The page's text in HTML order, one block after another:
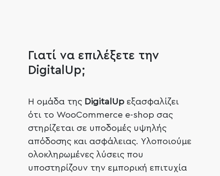
Γιατί να επιλέξετε την
DigitalUp;
Η ομάδα της DigitalUp εξασφαλίζει
ότι το WooCommerce e-shop σας
στηρίζεται σε υποδομές υψηλής
απόδοσης και ασφάλειας. Υλοποιούμε
ολοκληρωμένες λύσεις που
υποστηρίζουν την εμπορική επιτυχία